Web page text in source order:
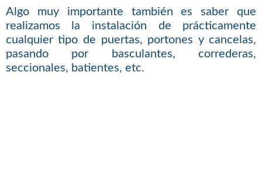
Algo muy importante también es saber que
realizamos la instalación de prácticamente
cualquier tipo de puertas, portones y cancelas,
pasando por basculantes, correderas,
seccionales, batientes, etc.